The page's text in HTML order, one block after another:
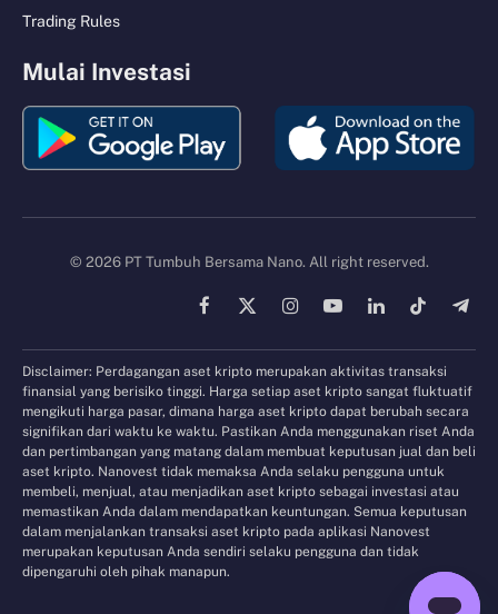
Trading Rules
Mulai Investasi
© 2026 PT Tumbuh Bersama Nano. All right reserved.
Facebook
X
InstagramYouTubeLinkedInTikTok
Disclaimer: Perdagangan aset kripto merupakan aktivitas transaksi
finansial yang berisiko tinggi. Harga setiap aset kripto sangat fluktuatif
mengikuti harga pasar, dimana harga aset kripto dapat berubah secara
signifikan dari waktu ke waktu. Pastikan Anda menggunakan riset Anda
dan pertimbangan yang matang dalam membuat keputusan jual dan beli
aset kripto. Nanovest tidak memaksa Anda selaku pengguna untuk
membeli, menjual, atau menjadikan aset kripto sebagai investasi atau
memastikan Anda dalam mendapatkan keuntungan. Semua keputusan
dalam menjalankan transaksi aset kripto pada aplikasi Nanovest
merupakan keputusan Anda sendiri selaku pengguna dan tidak
dipengaruhi oleh pihak manapun.